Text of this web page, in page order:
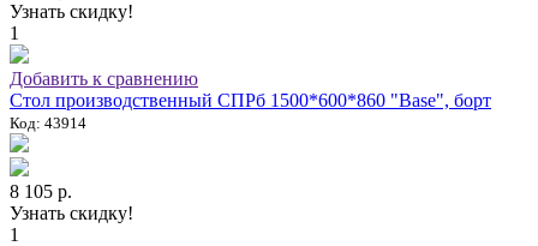
Узнать скидку!
1
Добавить к сравнению
Стол производственный СПРб 1500*600*860 "Base", борт
Код: 43914
8 105 р.
Узнать скидку!
1